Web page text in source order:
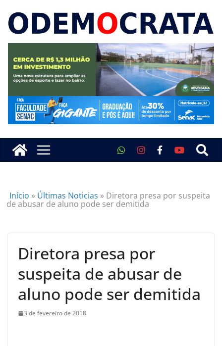
Início » Últimas Noticias » Diretora presa por suspeita
de abusar de aluno pode ser demitida
Diretora presa por
suspeita de abusar de
aluno pode ser demitida
3 de fevereiro de 2018